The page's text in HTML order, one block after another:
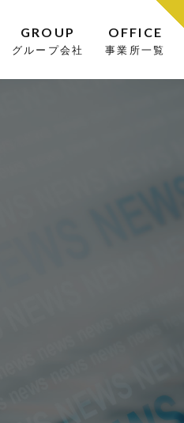
GROUP
グループ会社
OFFICE
事業所一覧